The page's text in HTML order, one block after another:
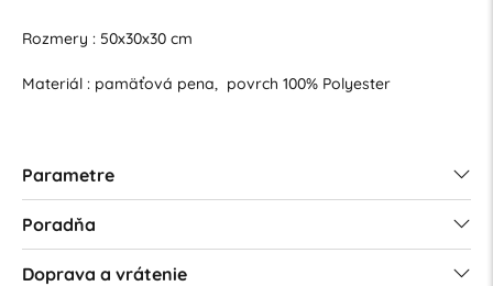
Rozmery : 50x30x30 cm
Materiál : pamäťová pena, povrch 100% Polyester
Parametre
Poradňa
Doprava a vrátenie